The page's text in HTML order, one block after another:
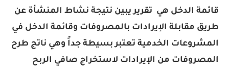
قائمة الدخل هي تقرير يبين نتيجة نشاط المنشأة عن
طريق مقابلة الإيرادات بالمصروفات وقائمة الدخل في
المشروعات الخدمية تعتبر بسيطة جداً وهي ناتج طرح
المصروفات من الإيرادات لاستخراج صافي الربح